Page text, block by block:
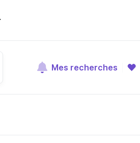
Mes recherches